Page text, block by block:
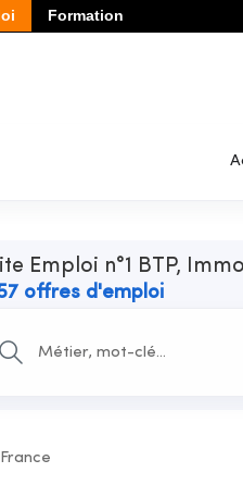
Formation
Emploi n°1 BTP,
offres d'emploi
France